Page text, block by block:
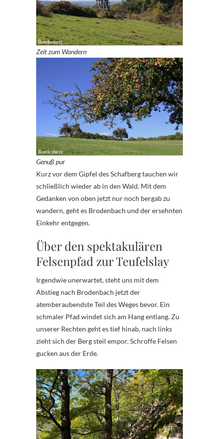
Zeit zum Wandern
Genuß pur
Kurz vor dem Gipfel des Schafberg tauchen wir
schließlich wieder ab in den Wald. Mit dem
Gedanken von oben jetzt nur noch bergab zu
wandern, geht es Brodenbach und der ersehnten
Einkehr entgegen.
Über den spektakulären
Felsenpfad zur Teufelslay
Irgendwie unerwartet, steht uns mit dem
Abstieg nach Brodenbach jetzt der
atemberaubendste Teil des Weges bevor. Ein
schmaler Pfad windet sich am Hang entlang. Zu
unserer Rechten geht es tief hinab, nach links
zieht sich der Berg steil empor. Schroffe Felsen
gucken aus der Erde.